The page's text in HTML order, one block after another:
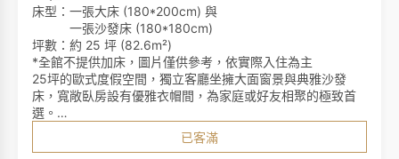
床型：一張大床 (180*200cm) 與
一張沙發床 (180*180cm)
坪數：約 25 坪 (82.6m²)
*全館不提供加床，圖片僅供參考，依實際入住為主
25坪的歐式度假空間，獨立客廳坐擁大面窗景與典雅沙發
床，寬敞臥房設有優雅衣帽間，為家庭或好友相聚的極致首
選。
採用英國百年皇室御用名床Slumberland斯林百蘭。
已客滿